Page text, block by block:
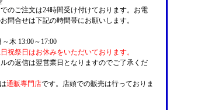
のご注文は24時間受け付けております。お電
問合せは下記の時間帯にお願いします。
木 13:00～17:00
祝祭日はお休みをいただいております。
ルの返信は翌営業日となりますのでご了承くだ
通販専門店です。店頭での販売は行っておりま